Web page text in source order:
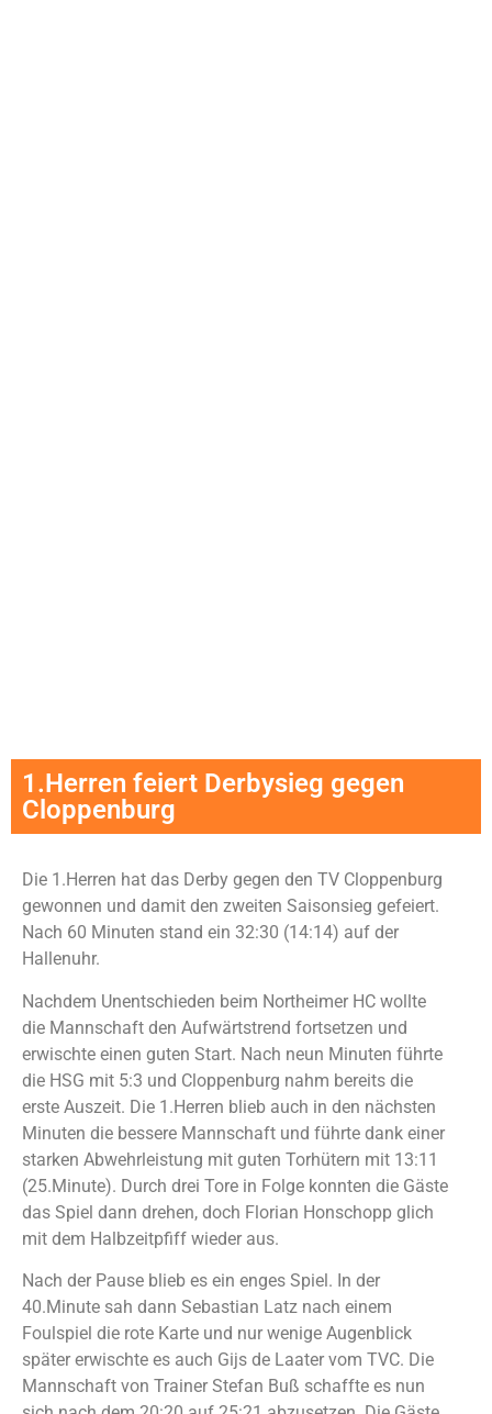
1.Herren feiert Derbysieg gegen
Cloppenburg
Die 1.Herren hat das Derby gegen den TV Cloppenburg
gewonnen und damit den zweiten Saisonsieg gefeiert.
Nach 60 Minuten stand ein 32:30 (14:14) auf der
Hallenuhr.
Nachdem Unentschieden beim Northeimer HC wollte
die Mannschaft den Aufwärtstrend fortsetzen und
erwischte einen guten Start. Nach neun Minuten führte
die HSG mit 5:3 und Cloppenburg nahm bereits die
erste Auszeit. Die 1.Herren blieb auch in den nächsten
Minuten die bessere Mannschaft und führte dank einer
starken Abwehrleistung mit guten Torhütern mit 13:11
(25.Minute). Durch drei Tore in Folge konnten die Gäste
das Spiel dann drehen, doch Florian Honschopp glich
mit dem Halbzeitpfiff wieder aus.
Nach der Pause blieb es ein enges Spiel. In der
40.Minute sah dann Sebastian Latz nach einem
Foulspiel die rote Karte und nur wenige Augenblick
später erwischte es auch Gijs de Laater vom TVC. Die
Mannschaft von Trainer Stefan Buß schaffte es nun